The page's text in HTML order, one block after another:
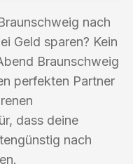
nach
Geld sparen? Kein
Braunschweig
perfekten Partner
dass deine
nach